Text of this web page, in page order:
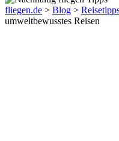
fliegen.de > Blog >
umweltbewusstes Reisen